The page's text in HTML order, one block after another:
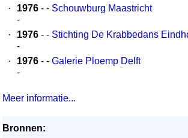
·
1976 - - Schouwburg Maastricht
-
·
1976 - - Stichting De Krabbedans
-
·
1976 - - Galerie Ploemp Delft
-
Meer informatie...
Bronnen: